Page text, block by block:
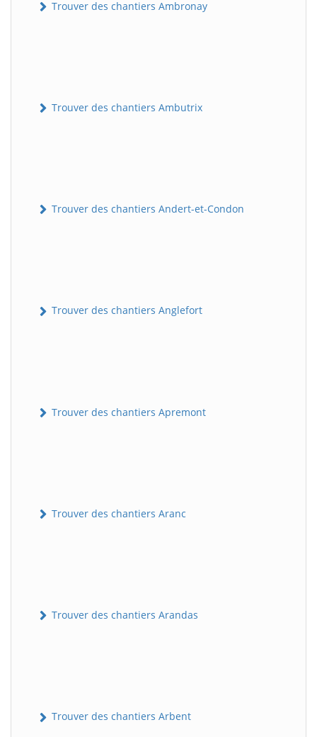
Trouver des chantiers Ambronay
Trouver des chantiers Ambutrix
Trouver des chantiers Andert-et-Condon
Trouver des chantiers Anglefort
Trouver des chantiers Apremont
Trouver des chantiers Aranc
Trouver des chantiers Arandas
Trouver des chantiers Arbent